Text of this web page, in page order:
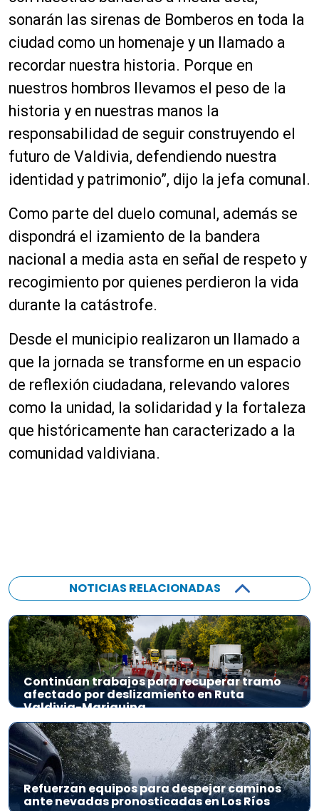
sonarán las sirenas de Bomberos en toda la
ciudad como un homenaje y un llamado a
recordar nuestra historia. Porque en
nuestros hombros llevamos el peso de la
historia y en nuestras manos la
responsabilidad de seguir construyendo el
futuro de Valdivia, defendiendo nuestra
identidad y patrimonio”, dijo la jefa comunal.
Como parte del duelo comunal, además se
dispondrá el izamiento de la bandera
nacional a media asta en señal de respeto y
recogimiento por quienes perdieron la vida
durante la catástrofe.
Desde el municipio realizaron un llamado a
que la jornada se transforme en un espacio
de reflexión ciudadana, relevando valores
como la unidad, la solidaridad y la fortaleza
que históricamente han caracterizado a la
comunidad valdiviana.
NOTICIAS RELACIONADAS
Continúan trabajos para recuperar tramo
afectado por deslizamiento en Ruta
Valdivia-Mariquina
Refuerzan equipos para despejar caminos
ante nevadas pronosticadas en Los Ríos